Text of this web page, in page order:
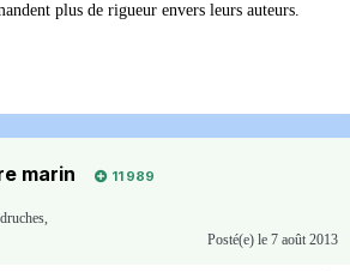
plus de rigueur envers leurs auteurs.
marin
11 989
Posté(e) le 7 août 2013